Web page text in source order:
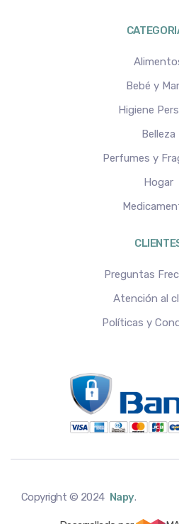
Bebé y
Higiene
Belleza
Perfumes y
Hogar
Preguntas
Atención al
Políticas y
Copyright © 2024 Napy.